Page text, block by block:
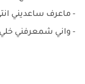
- ماعرف ساعديني
- واني شمعرفني خلي